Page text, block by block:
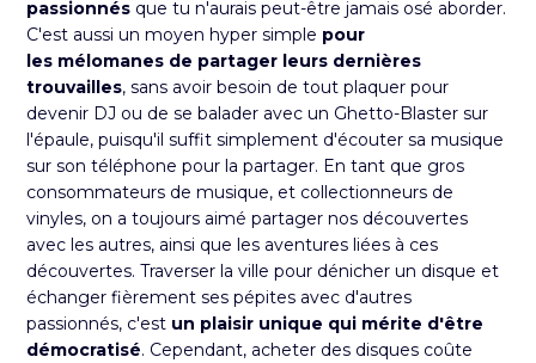
passionnés que tu n'aurais peut-être jamais osé aborder.
C'est aussi un moyen hyper simple pour
les mélomanes de partager leurs dernières
trouvailles, sans avoir besoin de tout plaquer pour
devenir DJ ou de se balader avec un Ghetto-Blaster sur
l'épaule, puisqu'il suffit simplement d'écouter sa musique
sur son téléphone pour la partager. En tant que gros
consommateurs de musique, et collectionneurs de
vinyles, on a toujours aimé partager nos découvertes
avec les autres, ainsi que les aventures liées à ces
découvertes. Traverser la ville pour dénicher un disque et
échanger fièrement ses pépites avec d'autres
passionnés, c'est un plaisir unique qui mérite d'être
démocratisé. Cependant, acheter des disques coûte